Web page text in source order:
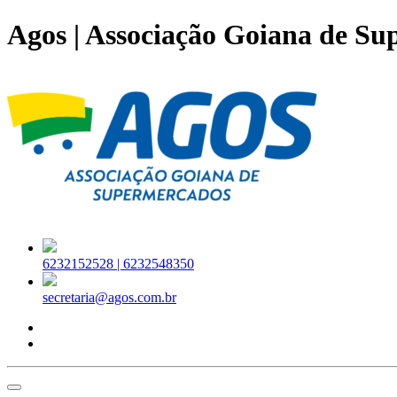
Agos | Associação Goiana de
6232152528 | 6232548350
secretaria@agos.com.br